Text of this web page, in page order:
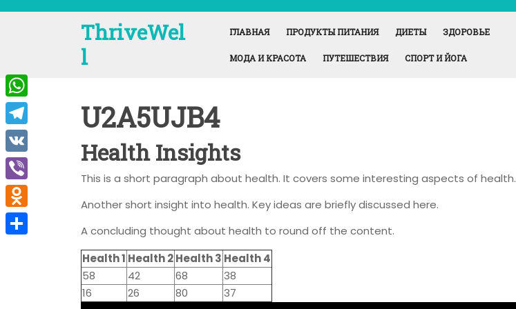
ThriveWel
l
ГЛАВНАЯ ПРОДУКТЫ ПИТАНИЯ ДИЕТЫ ЗДОРОВЬЕ
МОДА И КРАСОТА ПУТЕШЕСТВИЯ СПОРТ И ЙОГА
U2A5UJB4
Health Insights
This is a short paragraph about health. It covers some interesting aspects of health.
Another short insight into health. Key ideas are briefly discussed here.
A concluding thought about health to round off the content.
Health 1 Health 2Health 3 Health 4
58
42 68
38
16
26 80 37
W
h
a
A
T
e
l
e
g
V
K
V
i
b
O